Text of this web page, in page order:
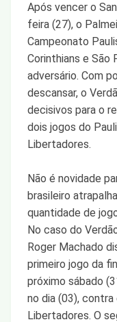
Após vencer o
feira (27), o
Campeonato
Corinthians e São
adversário. Com
descansar, o
decisivos para o
dois jogos do
Libertadores.
Não é novidade
brasileiro
quantidade de
No caso do
Roger Machado
primeiro jogo da
próximo sábado
no dia (03), contra
Libertadores. O